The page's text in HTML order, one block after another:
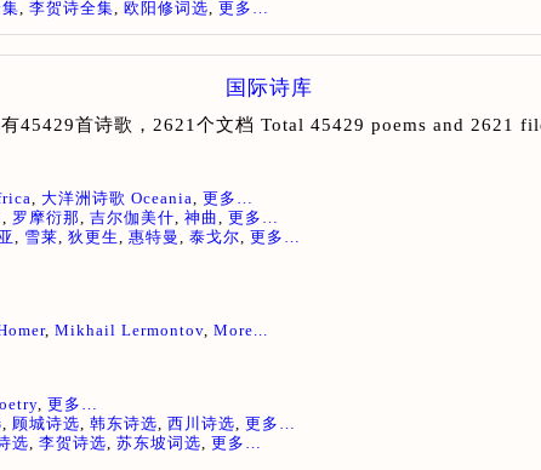
, 李贺诗全集, 欧阳修词选, 更多…
国际诗库
45429首诗歌，2621个文档 Total 45429 poems and 2621
, 大洋洲诗歌 Oceania, 更多…
, 罗摩衍那, 吉尔伽美什, 神曲, 更多…
, 雪莱, 狄更生, 惠特曼, 泰戈尔, 更多…
, Mikhail Lermontov, More...
, 更多…
, 顾城诗选, 韩东诗选, 西川诗选, 更多…
选, 李贺诗选, 苏东坡词选, 更多…